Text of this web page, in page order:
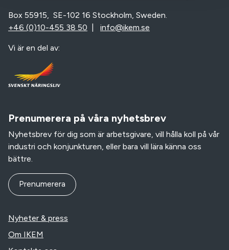
Box 55915, SE-102 16 Stockholm, Sweden.
+46 (0)10-455 38 50
info@ikem.se
Vi är en del av:
Prenumerera på våra nyhetsbrev
Nyhetsbrev för dig som är arbetsgivare, vill hålla koll på vår
industri och konjunkturen, eller bara vill lära känna oss
bättre.
Prenumerera
Nyheter & press
Om IKEM